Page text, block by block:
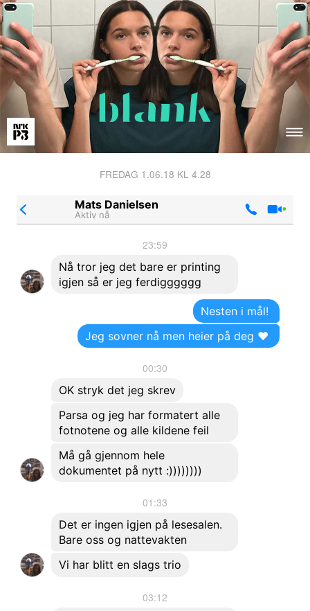
FREDAG 1.06.18 KL 4.28
Mats Danielsen
Aktiv nå
23:59
Nå tror jeg det bare er printing
igjen så er jeg ferdigggggg
Nesten i mål!
Jeg sovner nå men heier på deg ❤️
00:30
OK stryk det jeg skrev
Parsa og jeg har formatert alle
fotnotene og alle kildene feil
Må gå gjennom hele
dokumentet på nytt :))))))))
01:33
Det er ingen igjen på lesesalen.
Bare oss og nattevakten
Vi har blitt en slags trio
03:12